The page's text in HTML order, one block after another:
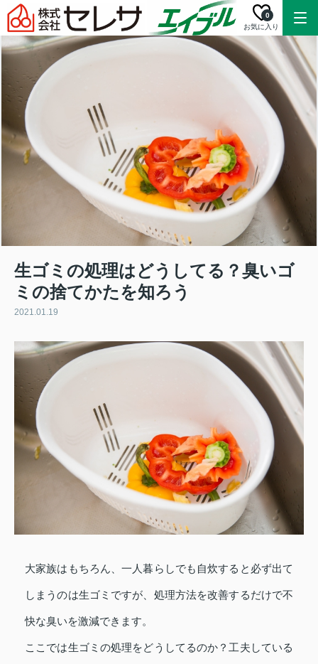
お気に入り
0
生ゴミの処理はどうしてる？臭いゴ
ミの捨てかたを知ろう
2021.01.19
大家族はもちろん、一人暮らしでも自炊すると必ず出て
しまうのは生ゴミですが、処理方法を改善するだけで不
快な臭いを激減できます。
ここでは生ゴミの処理をどうしてるのか？工夫している